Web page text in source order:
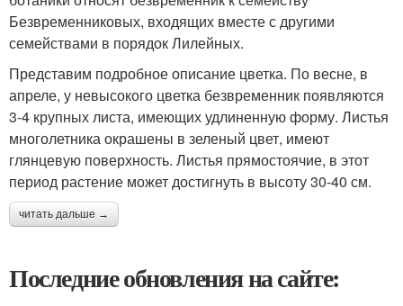
Безвременниковых, входящих вместе с другими
семействами в порядок Лилейных.
Представим подробное описание цветка. По весне, в
апреле, у невысокого цветка безвременник появляются
3-4 крупных листа, имеющих удлиненную форму. Листья
многолетника окрашены в зеленый цвет, имеют
глянцевую поверхность. Листья прямостоячие, в этот
период растение может достигнуть в высоту 30-40 см.
читать дальше →
Последние обновления на сайте: